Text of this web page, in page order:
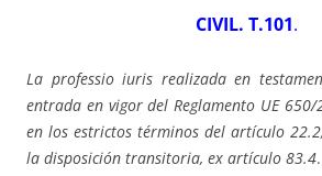
CIVIL. T.101.
La professio iuris realizada en
entrada en vigor del Reglamento UE 650/
en los estrictos términos del artículo
la disposición transitoria, ex artículo 83.4.